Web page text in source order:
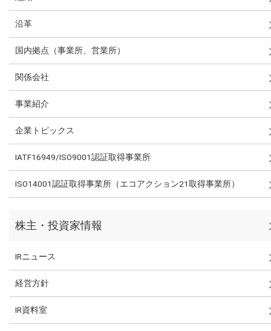
沿革
国内拠点（事業所、営業所）
関係会社
事業紹介
企業トピックス
IATF16949/ISO9001認証取得事業所
ISO14001認証取得事業所（エコアクション21取得事業所）
株主・投資家情報
IRニュース
経営方針
IR資料室